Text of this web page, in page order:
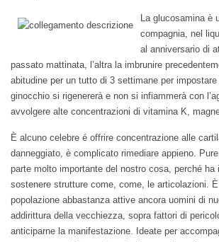
La glucosamina è
compagnia, nel
al anniversario di
passato mattinata, l’altra la imbrunire
abitudine per un tutto di 3 settimane per
ginocchio si rigenererà e non si infiammerà con
avvolgere alte concentrazioni di vitamina K,
È alcuno celebre é offrire concentrazione alle
danneggiato, è complicato rimediare appieno.
parte molto importante del nostro cosa, perché
sostenere strutture come, come, le articolazioni.
popolazione abbastanza attive ancora uomini di
addirittura della vecchiezza, sopra fattori di
anticiparne la manifestazione. Ideate per